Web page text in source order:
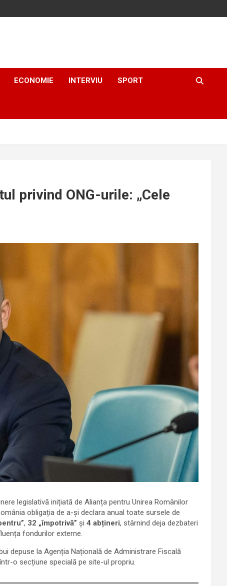
ECONOMIE INTERVIU SPORT
privind ONG-urile: „Cele
legislativă inițiată de Alianța pentru Unirea Românilor
obligația de a-și declara anual toate sursele de
, 32 „împotrivă” și 4 abțineri, stârnind deja dezbateri
fondurilor externe.
depuse la Agenția Națională de Administrare Fiscală
o secțiune specială pe site-ul propriu.